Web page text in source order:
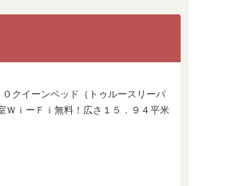
クイーンベッド（トゥルースリーパ
ＷｉーＦｉ無料！広さ１５．９４平米